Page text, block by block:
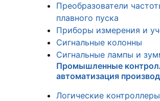
Преобразователи
плавного пуска
Приборы измерения и
Сигнальные колонны
Сигнальные лампы и
Промышленные
автоматизация
Логические